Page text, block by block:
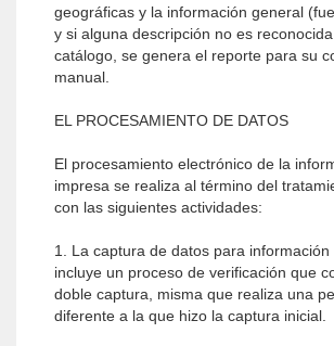
geográficas y la información general
y si alguna descripción no es
catálogo, se genera el reporte para su
manual.
EL PROCESAMIENTO DE DATOS
El procesamiento electrónico de la
impresa se realiza al término del
con las siguientes actividades:
1. La captura de datos para información
incluye un proceso de verificación que
doble captura, misma que realiza una
diferente a la que hizo la captura inicial.